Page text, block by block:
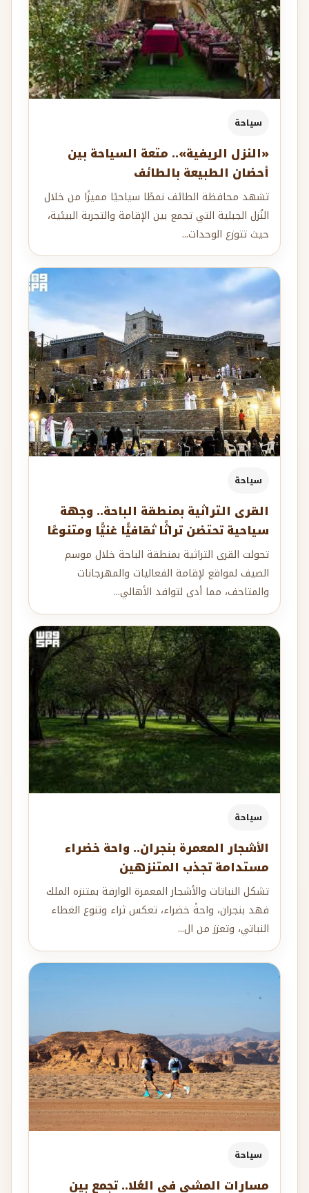
سياحة
«النزل الريفية».. متعة السياحة بين
أحضان الطبيعة بالطائف
تشهد محافظة الطائف نمطًا سياحيًا مميزًا من خلال
النُزل الجبلية التي تجمع بين الإقامة والتجربة البيئية،
حيث تتوزع الوحدات...
سياحة
القرى التراثية بمنطقة الباحة.. وجهة
سياحية تحتضن تراثًا ثقافيًّا غنيًّا ومتنوعًا
تحولت القرى التراثية بمنطقة الباحة خلال موسم
الصيف لمواقع لإقامة الفعاليات والمهرجانات
والمتاحف، مما أدى لتوافد الأهالي...
سياحة
الأشجار المعمرة بنجران.. واحة خضراء
مستدامة تجذب المتنزهين
تشكل النباتات والأشجار المعمرة الوارفة بمتنزه الملك
فهد بنجران، واحةً خضراء، تعكس ثراء وتنوع الغطاء
النباتي، وتعزز من ال...
سياحة
مسارات المشي في العُلا.. تجمع بين